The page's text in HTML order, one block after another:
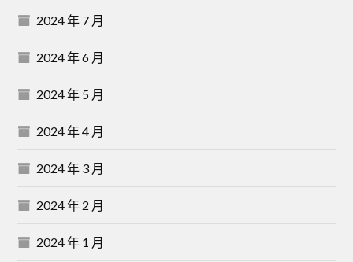
2024 年 7 月
2024 年 6 月
2024 年 5 月
2024 年 4 月
2024 年 3 月
2024 年 2 月
2024 年 1 月